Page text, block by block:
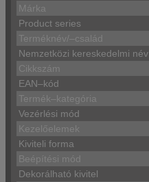
Márka
Product series
Terméknév/–család
Nemzetközi kereskedelmi név
Cikkszám
EAN–kód
Termék–kategória
Vezérlési mód
Kezelőelemek
Kiviteli forma
Beépítési mód
Dekorálható kivitel